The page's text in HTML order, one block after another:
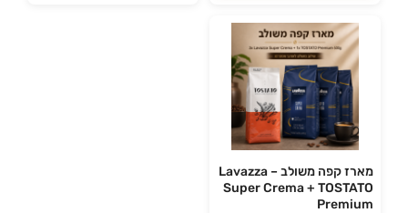
מארז קפה משולב – Lavazza
Super Crema + TOSTATO
Premium